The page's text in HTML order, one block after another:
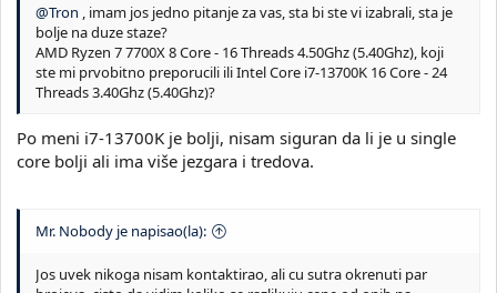
@Tron , imam jos jedno pitanje za vas, sta bi ste vi izabrali, sta je
bolje na duze staze?
AMD Ryzen 7 7700X 8 Core - 16 Threads 4.50Ghz (5.40Ghz), koji
ste mi prvobitno preporucili ili Intel Core i7-13700K 16 Core - 24
Threads 3.40Ghz (5.40Ghz)?
Po meni i7-13700K je bolji, nisam siguran da li je u single
core bolji ali ima više jezgara i tredova.
Mr. Nobody je napisao(la):
Jos uvek nikoga nisam kontaktirao, ali cu sutra okrenuti par